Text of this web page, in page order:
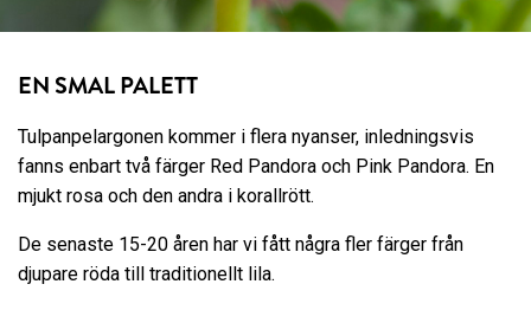
EN SMAL PALETT
Tulpanpelargonen kommer i flera nyanser, inledningsvis
fanns enbart två färger Red Pandora och Pink Pandora. En
mjukt rosa och den andra i korallrött.
De senaste 15-20 åren har vi fått några fler färger från
djupare röda till traditionellt lila.